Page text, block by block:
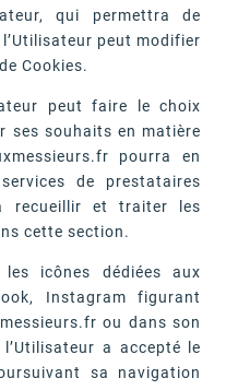
qui permettra de
peut modifier
Cookies.
peut faire le choix
ses souhaits en matière
pourra en
de prestataires
recueillir et traiter les
cette section.
icônes dédiées aux
Instagram figurant
ou dans son
a accepté le
sa navigation